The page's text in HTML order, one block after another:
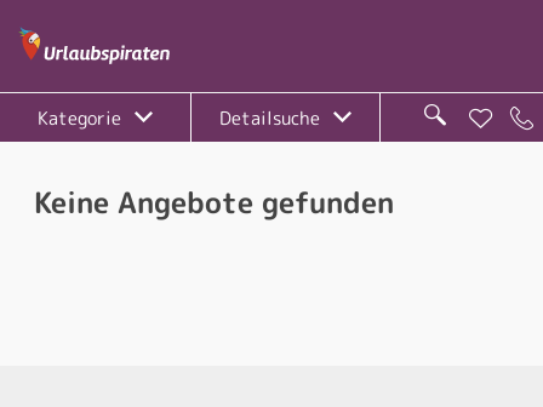
Kategorie Detailsuche
Keine Angebote gefunden